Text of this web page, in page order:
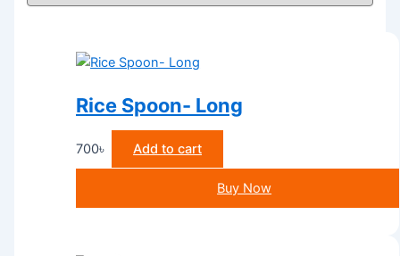
Rice Spoon- Long
700৳ Add to cart
Buy Now